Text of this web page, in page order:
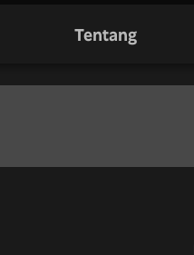
Tentang